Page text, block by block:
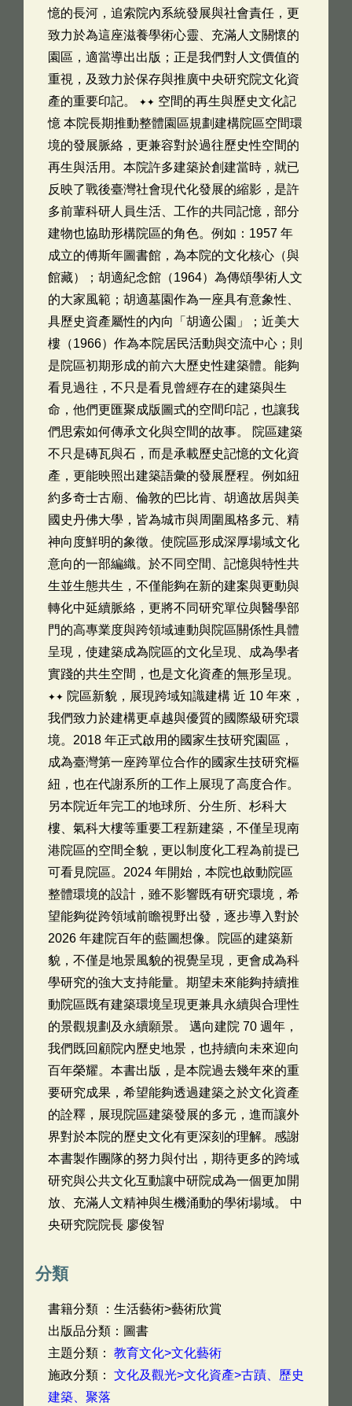
憶的長河，追索院內系統發展與社會責任，更
致力於為這座滋養學術心靈、充滿人文關懷的
園區，適當導出出版；正是我們對人文價值的
重視，及致力於保存與推廣中央研究院文化資
產的重要印記。 ✦✦ 空間的再生與歷史文化記
憶 本院長期推動整體園區規劃建構院區空間環
境的發展脈絡，更兼容對於過往歷史性空間的
再生與活用。本院許多建築於創建當時，就已
反映了戰後臺灣社會現代化發展的縮影，是許
多前輩科研人員生活、工作的共同記憶，部分
建物也協助形構院區的角色。例如：1957 年
成立的傅斯年圖書館，為本院的文化核心（與
館藏）；胡適紀念館（1964）為傳頌學術人文
的大家風範；胡適墓園作為一座具有意象性、
具歷史資產屬性的內向「胡適公園」；近美大
樓（1966）作為本院居民活動與交流中心；則
是院區初期形成的前六大歷史性建築體。能夠
看見過往，不只是看見曾經存在的建築與生
命，他們更匯聚成版圖式的空間印記，也讓我
們思索如何傳承文化與空間的故事。 院區建築
不只是磚瓦與石，而是承載歷史記憶的文化資
產，更能映照出建築語彙的發展歷程。例如紐
約多奇士古廟、倫敦的巴比肯、胡適故居與美
國史丹佛大學，皆為城市與周圍風格多元、精
神向度鮮明的象徵。使院區形成深厚場域文化
意向的一部編織。於不同空間、記憶與特性共
生並生態共生，不僅能夠在新的建案與更動與
轉化中延續脈絡，更將不同研究單位與醫學部
門的高專業度與跨領域連動與院區關係性具體
呈現，使建築成為院區的文化呈現、成為學者
實踐的共生空間，也是文化資產的無形呈現。
✦✦ 院區新貌，展現跨域知識建構 近 10 年來，
我們致力於建構更卓越與優質的國際級研究環
境。2018 年正式啟用的國家生技研究園區，
成為臺灣第一座跨單位合作的國家生技研究樞
紐，也在代謝系所的工作上展現了高度合作。
另本院近年完工的地球所、分生所、杉科大
樓、氣科大樓等重要工程新建築，不僅呈現南
港院區的空間全貌，更以制度化工程為前提已
可看見院區。2024 年開始，本院也啟動院區
整體環境的設計，雖不影響既有研究環境，希
望能夠從跨領域前瞻視野出發，逐步導入對於
2026 年建院百年的藍圖想像。院區的建築新
貌，不僅是地景風貌的視覺呈現，更會成為科
學研究的強大支持能量。期望未來能夠持續推
動院區既有建築環境呈現更兼具永續與合理性
的景觀規劃及永續願景。 邁向建院 70 週年，
我們既回顧院內歷史地景，也持續向未來迎向
百年榮耀。本書出版，是本院過去幾年來的重
要研究成果，希望能夠透過建築之於文化資產
的詮釋，展現院區建築發展的多元，進而讓外
界對於本院的歷史文化有更深刻的理解。感謝
本書製作團隊的努力與付出，期待更多的跨域
研究與公共文化互動讓中研院成為一個更加開
放、充滿人文精神與生機涌動的學術場域。 中
央研究院院長 廖俊智
分類
書籍分類 ：生活藝術>藝術欣賞
出版品分類：圖書
主題分類： 教育文化>文化藝術
施政分類： 文化及觀光>文化資產>古蹟、歷史
建築、聚落